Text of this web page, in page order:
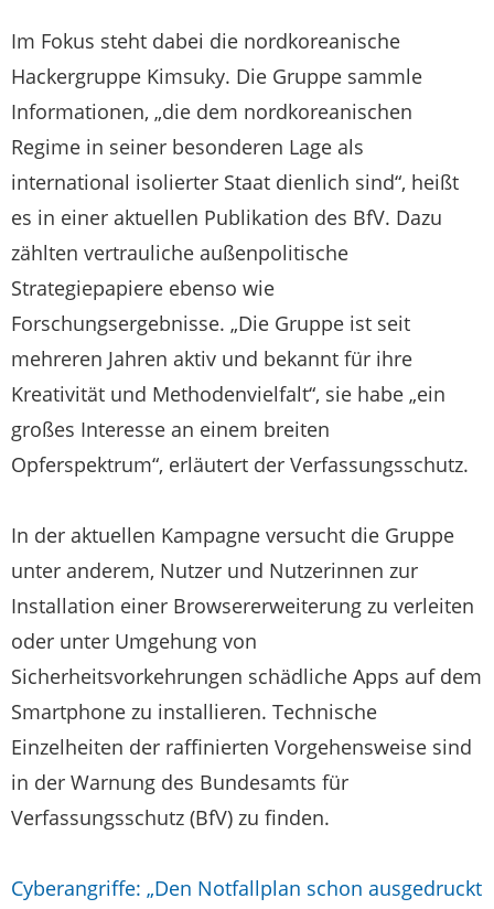
Im Fokus steht dabei die nordkoreanische
Hackergruppe Kimsuky. Die Gruppe sammle
Informationen, „die dem nordkoreanischen
Regime in seiner besonderen Lage als
international isolierter Staat dienlich sind“, heißt
es in einer aktuellen Publikation des BfV. Dazu
zählten vertrauliche außenpolitische
Strategiepapiere ebenso wie
Forschungsergebnisse. „Die Gruppe ist seit
mehreren Jahren aktiv und bekannt für ihre
Kreativität und Methodenvielfalt“, sie habe „ein
großes Interesse an einem breiten
Opferspektrum“, erläutert der Verfassungsschutz.
In der aktuellen Kampagne versucht die Gruppe
unter anderem, Nutzer und Nutzerinnen zur
Installation einer Browsererweiterung zu verleiten
oder unter Umgehung von
Sicherheitsvorkehrungen schädliche Apps auf dem
Smartphone zu installieren. Technische
Einzelheiten der raffinierten Vorgehensweise sind
in der Warnung des Bundesamts für
Verfassungsschutz (BfV) zu finden.
Cyberangriffe: „Den Notfallplan schon ausgedruckt